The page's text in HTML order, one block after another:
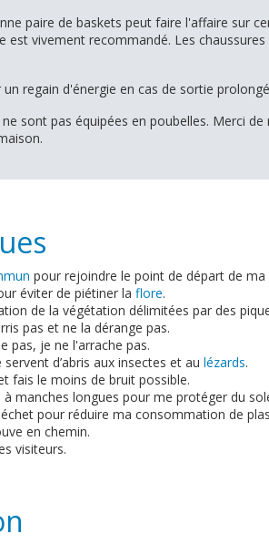
paire de baskets peut faire l'affaire sur
est vivement recommandé. Les
un regain d'énergie en cas de sortie
ne sont pas équipées en poubelles. Merci
pour rejoindre le point de départ de ma
éviter de piétiner la flore.
de la végétation délimitées par des
pas et ne la dérange pas.
pas, je ne l'arrache pas.
d’abris aux insectes et au lézards.
fais le moins de bruit possible.
manches longues pour me protéger du
pour réduire ma consommation de
en chemin.
visiteurs.